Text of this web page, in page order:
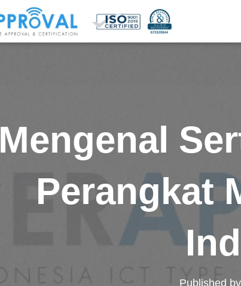
Mengenal
Perangkat
Published by